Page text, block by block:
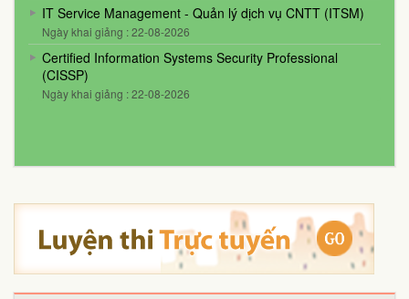
IT Service Management - Quản lý dịch vụ CNTT (ITSM)
Ngày khai giảng : 22-08-2026
Certified Information Systems Security Professional
(CISSP)
Ngày khai giảng : 22-08-2026